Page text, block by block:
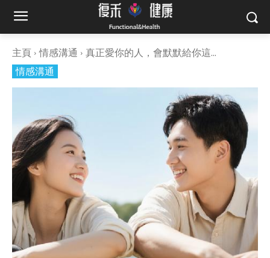
主頁 情感溝通
真正愛你的人，會默默給你這...
情感溝通